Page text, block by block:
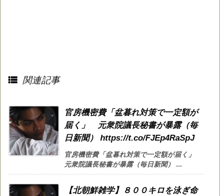
 関連記事
官房機密費「盆暮れ対策で一定額が
届く」 元衆院議長秘書が暴露（毎
日新聞） https://t.co/FJEp4RaSpJ
官房機密費「盆暮れ対策で一定額が届く」
元衆院議長秘書が暴露（毎日新聞） ...
【北朝鮮雑学】８００キロを泳ぎ命